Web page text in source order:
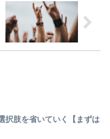
択肢を省いていく【まずは